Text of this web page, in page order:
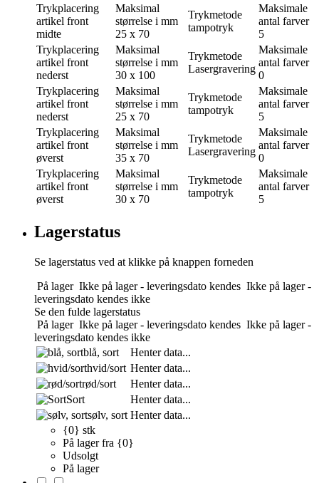
Trykplacering
artikel front
midte
Maksimal
størrelse i mm
25 x 70
Trykmetode
tampotryk
Maksimale
antal farver
5
Trykplacering
artikel front
nederst
Maksimal
størrelse i mm
30 x 100
Trykmetode
Lasergravering
Maksimale
antal farver
0
Trykplacering
artikel front
nederst
Maksimal
størrelse i mm
25 x 70
Trykmetode
tampotryk
Maksimale
antal farver
5
Trykplacering
artikel front
øverst
Maksimal
størrelse i mm
35 x 70
Trykmetode
Lasergravering
Maksimale
antal farver
0
Trykplacering
artikel front
øverst
Maksimal
størrelse i mm
30 x 70
Trykmetode
tampotryk
Maksimale
antal farver
5
Lagerstatus
Se lagerstatus ved at klikke på knappen forneden
På lager Ikke på lager - leveringsdato kendes Ikke på lager -
leveringsdato kendes ikke
Se den fulde lagerstatus
På lager Ikke på lager - leveringsdato kendes Ikke på lager -
leveringsdato kendes ikke
blå, sort
Henter data...
hvid/sort Henter data...
rød/sort
Henter data...
Sort
Henter data...
sølv, sort Henter data...
{0} stk
På lager fra {0}
Udsolgt
På lager